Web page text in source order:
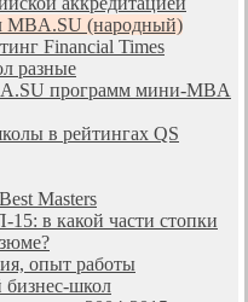
MBA.SU (народный)
Financial Times
разные
программ мини-MBA
в рейтингах QS
Masters
в какой части стопки
опыт работы
школ